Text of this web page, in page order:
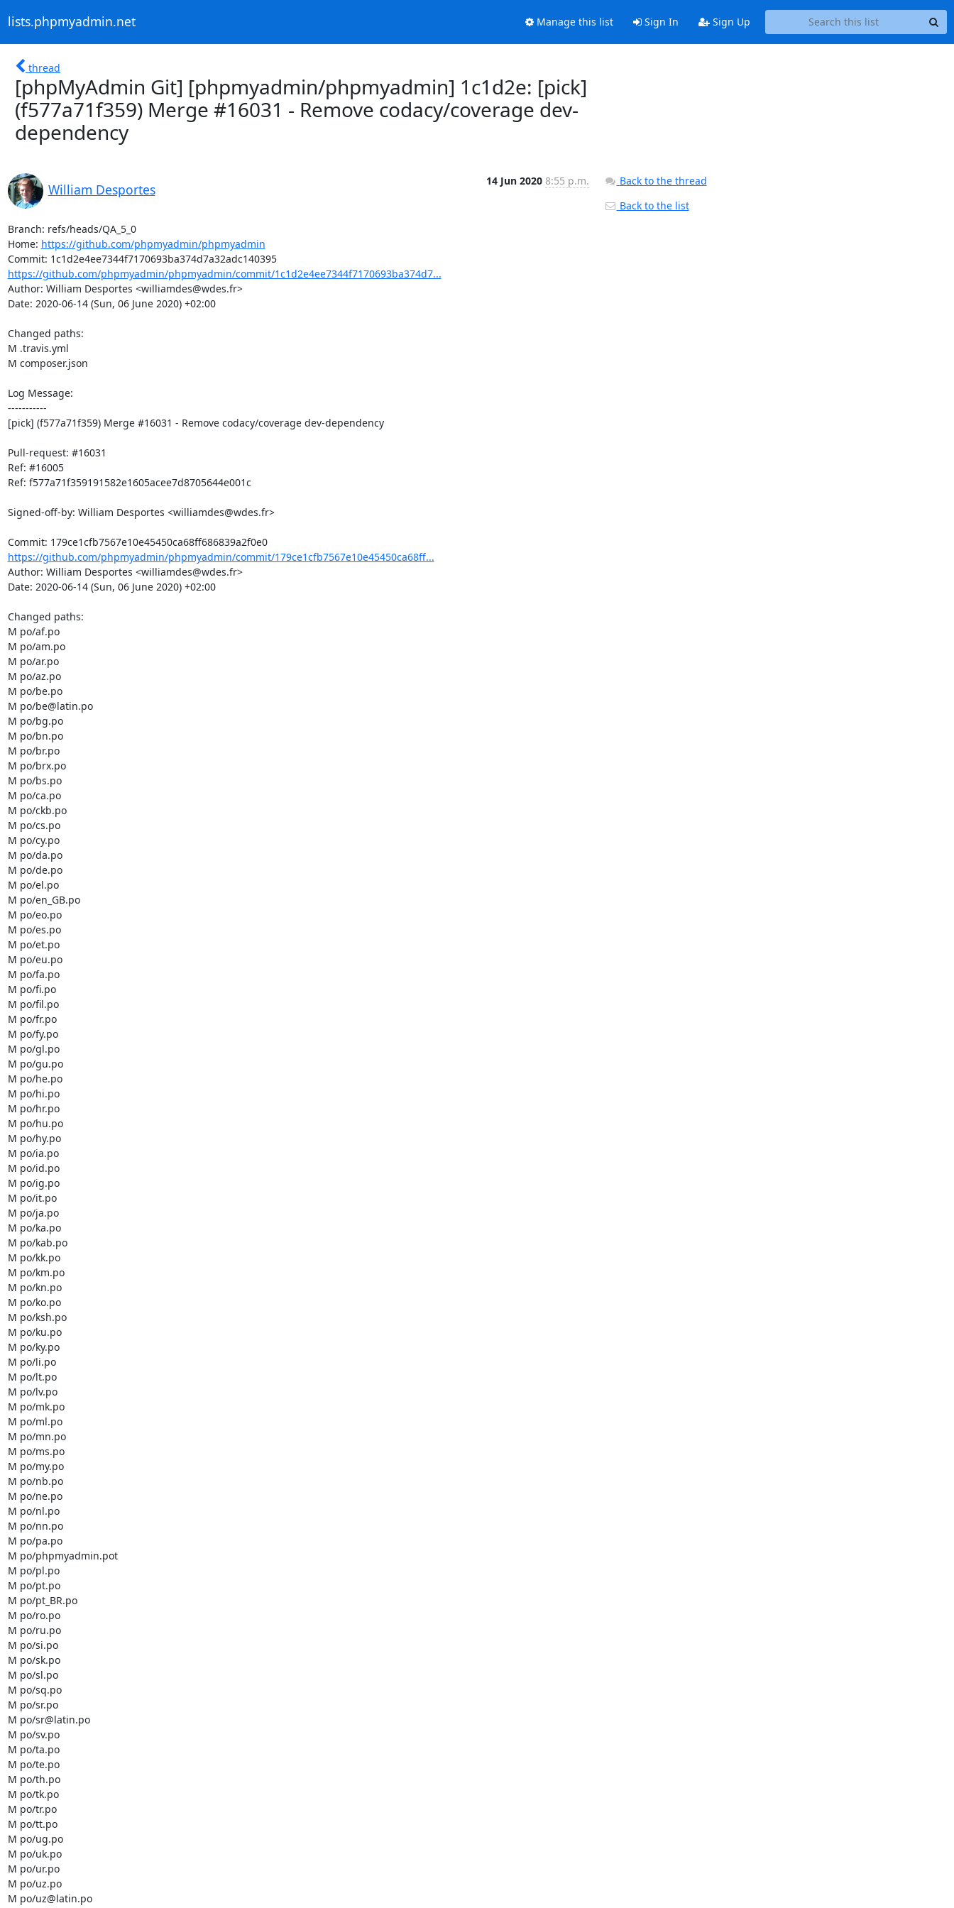
lists.phpmyadmin.net Manage this list Sign In Sign Up
thread
[phpMyAdmin Git] [phpmyadmin/phpmyadmin] 1c1d2e: [pick]
(f577a71f359) Merge #16031 - Remove codacy/coverage dev-
dependency
William Desportes
14 Jun 2020 8:55 p.m.
Branch: refs/heads/QA_5_0
Home: https://github.com/phpmyadmin/phpmyadmin
Commit: 1c1d2e4ee7344f7170693ba374d7a32adc140395
https://github.com/phpmyadmin/phpmyadmin/commit/1c1d2e4ee7344f7170693ba374d7...
Author: William Desportes <williamdes@wdes.fr>
Date: 2020-06-14 (Sun, 06 June 2020) +02:00
Changed paths:
M .travis.yml
M composer.json
Log Message:
-----------
[pick] (f577a71f359) Merge #16031 - Remove codacy/coverage dev-dependency
Pull-request: #16031
Ref: #16005
Ref: f577a71f359191582e1605acee7d8705644e001c
Signed-off-by: William Desportes <williamdes@wdes.fr>
Commit: 179ce1cfb7567e10e45450ca68ff686839a2f0e0
https://github.com/phpmyadmin/phpmyadmin/commit/179ce1cfb7567e10e45450ca68ff...
Author: William Desportes <williamdes@wdes.fr>
Date: 2020-06-14 (Sun, 06 June 2020) +02:00
Changed paths:
M po/af.po
M po/am.po
M po/ar.po
M po/az.po
M po/be.po
M po/be@latin.po
M po/bg.po
M po/bn.po
M po/br.po
M po/brx.po
M po/bs.po
M po/ca.po
M po/ckb.po
M po/cs.po
M po/cy.po
M po/da.po
M po/de.po
M po/el.po
M po/en_GB.po
M po/eo.po
M po/es.po
M po/et.po
M po/eu.po
M po/fa.po
M po/fi.po
M po/fil.po
M po/fr.po
M po/fy.po
M po/gl.po
M po/gu.po
M po/he.po
M po/hi.po
M po/hr.po
M po/hu.po
M po/hy.po
M po/ia.po
M po/id.po
M po/ig.po
M po/it.po
M po/ja.po
M po/ka.po
M po/kab.po
M po/kk.po
M po/km.po
M po/kn.po
M po/ko.po
M po/ksh.po
M po/ku.po
M po/ky.po
M po/li.po
M po/lt.po
M po/lv.po
M po/mk.po
M po/ml.po
M po/mn.po
M po/ms.po
M po/my.po
M po/nb.po
M po/ne.po
M po/nl.po
M po/nn.po
M po/pa.po
M po/phpmyadmin.pot
M po/pl.po
M po/pt.po
M po/pt_BR.po
M po/ro.po
M po/ru.po
M po/si.po
M po/sk.po
M po/sl.po
M po/sq.po
M po/sr.po
M po/sr@latin.po
M po/sv.po
M po/ta.po
M po/te.po
M po/th.po
M po/tk.po
M po/tr.po
M po/tt.po
M po/ug.po
M po/uk.po
M po/ur.po
M po/uz.po
M po/uz@latin.po
Back to the thread
Back to the list